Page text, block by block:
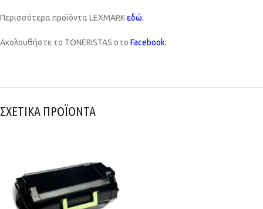
Περισσότερα προϊόντα LEXMARKεδώ.
Ακολουθήστε το TONERISTAS στο Facebook.
ΣΧΕΤΙΚΑ ΠΡΟΪΟΝΤΑ